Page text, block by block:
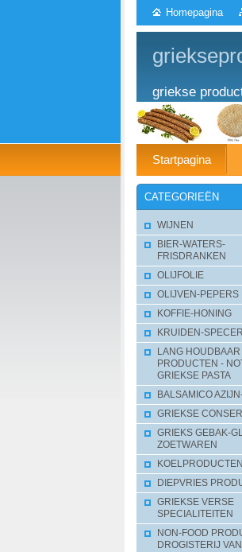
Homepagina
griekse
Startpagina
CATEGORIEËN
WIJNEN
BIER-WATERS-
FRISDRANKEN
OLIJFOLIE
OLIJVEN-PEPERS
KOFFIE-HONING
KRUIDEN-
LANG HOUDBAAR
PRODUCTEN -
GRIEKSE PASTA
BALSAMICO
GRIEKSE
GRIEKS GEBAK-
ZOETWAREN
KOELPRODUCTEN
DIEPVRIES
GRIEKSE VERSE
SPECIALITEITEN
NON-FOOD
DROGISTERIJ